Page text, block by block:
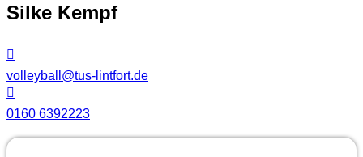
Silke Kempf
volleyball@tus-lintfort.de
0160 6392223